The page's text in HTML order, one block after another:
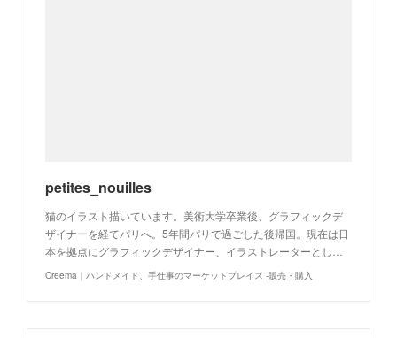
petites_nouilles
猫のイラスト描いています。美術大学卒業後、グラフィックデ
ザイナーを経てパリへ。5年間パリで過ごした後帰国。現在は日
本を拠点にグラフィックデザイナー、イラストレーターとし…
Creema｜ハンドメイド、手仕事のマーケットプレイス -販売・購入